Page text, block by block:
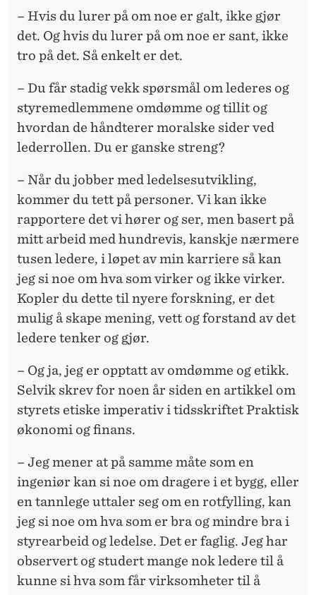
– Hvis du lurer på om noe er galt, ikke gjør
det. Og hvis du lurer på om noe er sant, ikke
tro på det. Så enkelt er det.
– Du får stadig vekk spørsmål om lederes og
styremedlemmene omdømme og tillit og
hvordan de håndterer moralske sider ved
lederrollen. Du er ganske streng?
– Når du jobber med ledelsesutvikling,
kommer du tett på personer. Vi kan ikke
rapportere det vi hører og ser, men basert på
mitt arbeid med hundrevis, kanskje nærmere
tusen ledere, i løpet av min karriere så kan
jeg si noe om hva som virker og ikke virker.
Kopler du dette til nyere forskning, er det
mulig å skape mening, vett og forstand av det
ledere tenker og gjør.
– Og ja, jeg er opptatt av omdømme og etikk.
Selvik skrev for noen år siden en artikkel om
styrets etiske imperativ i tidsskriftet Praktisk
økonomi og finans.
– Jeg mener at på samme måte som en
ingeniør kan si noe om dragere i et bygg, eller
en tannlege uttaler seg om en rotfylling, kan
jeg si noe om hva som er bra og mindre bra i
styrearbeid og ledelse. Det er faglig. Jeg har
observert og studert mange nok ledere til å
kunne si hva som får virksomheter til å